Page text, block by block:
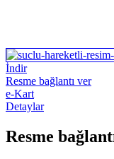
İndir
Resme bağlantı ver
e-Kart
Detaylar
Resme